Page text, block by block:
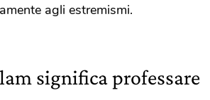
agli estremismi.
significa professare